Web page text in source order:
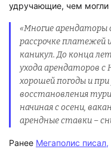
удручающие, чем могли
«Многие арендаторы
рассрочке платежей
каникул. До конца
ухода арендаторов с
хорошей погоды и
восстановления
начиная с осени,
арендные ставки –
Ранее Мегаполис писал,